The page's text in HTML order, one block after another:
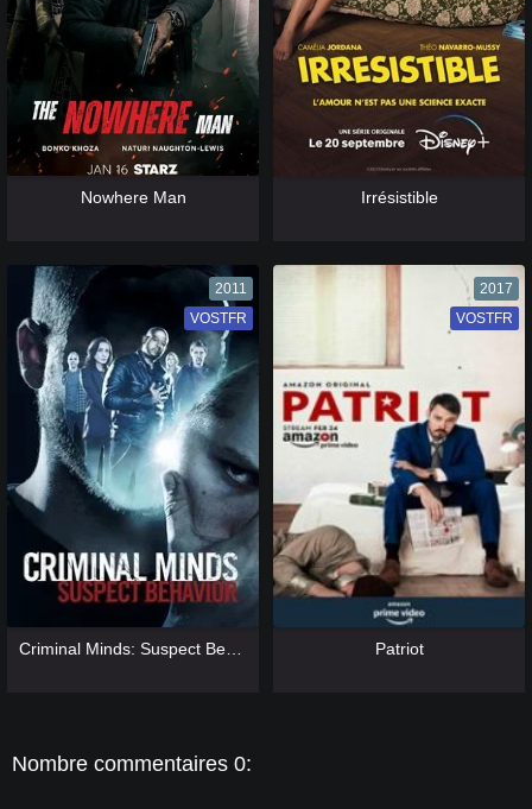
Nowhere Man Irrésistible
2011
VF
VOSTFR
2017
VF
VOSTFR
Patriot
Nombre commentaires 0: